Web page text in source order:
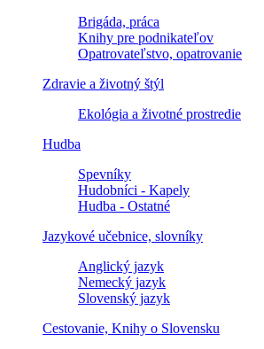
Brigáda, práca
Knihy pre podnikateľov
Opatrovateľstvo, opatrovanie
Zdravie a životný štýl
Ekológia a životné prostredie
Hudba
Spevníky
Hudobníci - Kapely
Hudba - Ostatné
Jazykové učebnice, slovníky
Anglický jazyk
Nemecký jazyk
Slovenský jazyk
Cestovanie, Knihy o Slovensku